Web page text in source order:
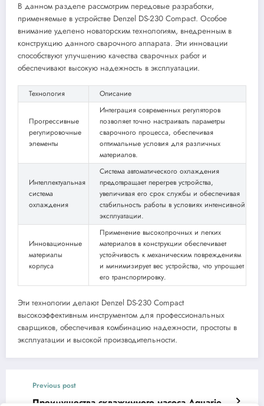
В данном разделе рассмотрим передовые разработки,
применяемые в устройстве Denzel DS-230 Compact. Особое
внимание уделено новаторским технологиям, внедренным в
конструкцию данного сварочного аппарата. Эти инновации
способствуют улучшению качества сварочных работ и
обеспечивают высокую надежность в эксплуатации.
Технология Описание
Прогрессивные
регулировочные
элементы
Интеграция современных регуляторов
позволяет точно настраивать параметры
сварочного процесса, обеспечивая
оптимальные условия для различных
материалов.
Интеллектуальная
система
охлаждения
Система автоматического охлаждения
предотвращает перегрев устройства,
увеличивая его срок службы и обеспечивая
стабильность работы в условиях интенсивной
эксплуатации.
Инновационные
материалы
корпуса
Применение высокопрочных и легких
материалов в конструкции обеспечивает
устойчивость к механическим повреждениям
и минимизирует вес устройства, что упрощает
его транспортировку.
Эти технологии делают Denzel DS-230 Compact
высокоэффективным инструментом для профессиональных
сварщиков, обеспечивая комбинацию надежности, простоты в
эксплуатации и высокой производительности.
Previous post
Преимущества скважинного насоса Aquario